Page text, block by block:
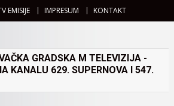
EMISIJE IMPRESUM KONTAKT
GRADSKA M TELEVIZIJA -
KANALU 629. SUPERNOVA I 547.